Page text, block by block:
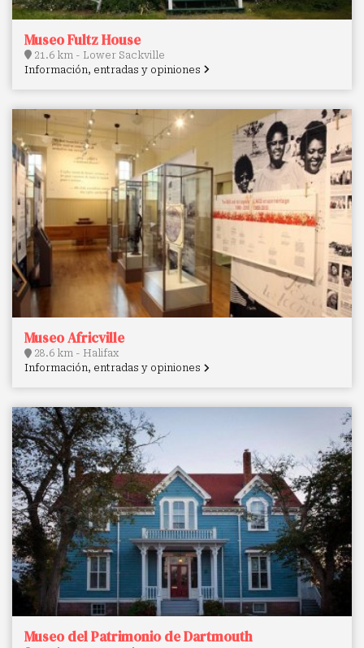
Museo Fultz House
21.6 km - Lower Sackville
Información, entradas y opiniones
Museo Africville
28.6 km - Halifax
Información, entradas y opiniones
Museo del Patrimonio de Dartmouth